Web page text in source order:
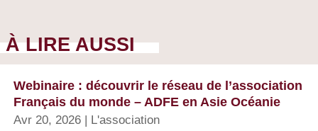
À LIRE AUSSI
Webinaire : découvrir le réseau de l’association
Français du monde – ADFE en Asie Océanie
Avr 20, 2026
L'association